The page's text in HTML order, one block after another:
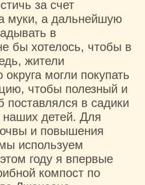
за счет
муки, а дальнейшую
в
бы хотелось, чтобы в
жители
округа могли покупать
чтобы полезный и
поставлялся в садики
детей. Для
и повышения
используем
году я впервые
компост по